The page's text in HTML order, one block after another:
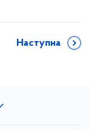
Наступна